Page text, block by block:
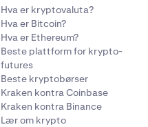
Hva er kryptovaluta?
Hva er Bitcoin?
Hva er Ethereum?
Beste plattform for krypto-
futures
Beste kryptobørser
Kraken kontra Coinbase
Kraken kontra Binance
Lær om krypto